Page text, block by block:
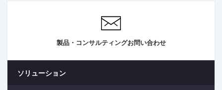
製品・コンサルティングお問い合わせ
ソリューション